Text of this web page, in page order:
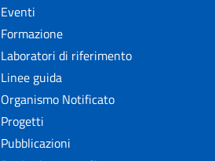
Eventi
Formazione
Laboratori di riferimento
Linee guida
Organismo Notificato
Progetti
Pubblicazioni